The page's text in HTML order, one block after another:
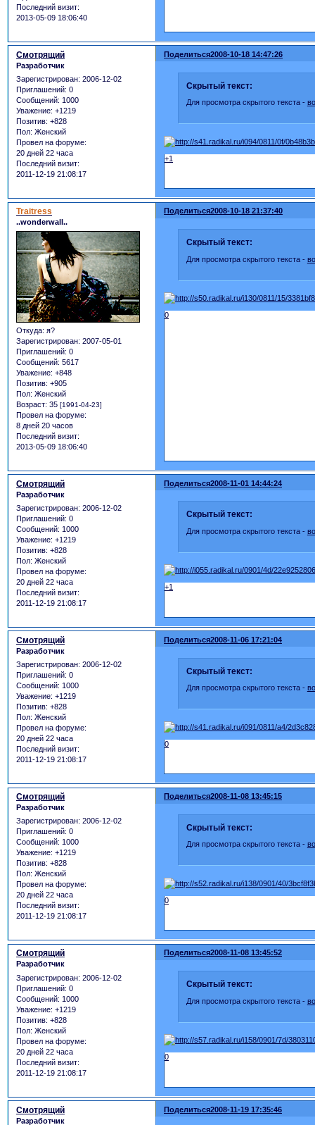
Последний визит:
2013-05-09 18:06:40
Поделиться2008-10-18 14:47:26
Смотрящий
Разработчик
Зарегистрирован: 2006-12-02
Приглашений: 0
Сообщений: 1000
Уважение: +1219
Позитив: +828
Пол: Женский
Провел на форуме:
20 дней 22 часа
Последний визит:
2011-12-19 21:08:17
Скрытый текст:
Для просмотра скрытого текста -
+1
Поделиться2008-10-18 21:37:40
Traitress
..wonderwall..
Откуда: я?
Зарегистрирован: 2007-05-01
Приглашений: 0
Сообщений: 5617
Уважение: +848
Позитив: +905
Пол: Женский
Возраст: 35 [1991-04-23]
Провел на форуме:
8 дней 20 часов
Последний визит:
2013-05-09 18:06:40
Скрытый текст:
Для просмотра скрытого текста -
0
Поделиться2008-11-01 14:44:24
Смотрящий
Разработчик
Зарегистрирован: 2006-12-02
Приглашений: 0
Сообщений: 1000
Уважение: +1219
Позитив: +828
Пол: Женский
Провел на форуме:
20 дней 22 часа
Последний визит:
2011-12-19 21:08:17
Скрытый текст:
Для просмотра скрытого текста -
+1
Поделиться2008-11-06 17:21:04
Смотрящий
Разработчик
Зарегистрирован: 2006-12-02
Приглашений: 0
Сообщений: 1000
Уважение: +1219
Позитив: +828
Пол: Женский
Провел на форуме:
20 дней 22 часа
Последний визит:
2011-12-19 21:08:17
Скрытый текст:
Для просмотра скрытого текста -
0
Поделиться2008-11-08 13:45:15
Смотрящий
Разработчик
Зарегистрирован: 2006-12-02
Приглашений: 0
Сообщений: 1000
Уважение: +1219
Позитив: +828
Пол: Женский
Провел на форуме:
20 дней 22 часа
Последний визит:
2011-12-19 21:08:17
Скрытый текст:
Для просмотра скрытого текста -
0
Поделиться2008-11-08 13:45:52
Смотрящий
Разработчик
Зарегистрирован: 2006-12-02
Приглашений: 0
Сообщений: 1000
Уважение: +1219
Позитив: +828
Пол: Женский
Провел на форуме:
20 дней 22 часа
Последний визит:
2011-12-19 21:08:17
Скрытый текст:
Для просмотра скрытого текста -
0
Поделиться2008-11-19 17:35:46
Смотрящий
Разработчик